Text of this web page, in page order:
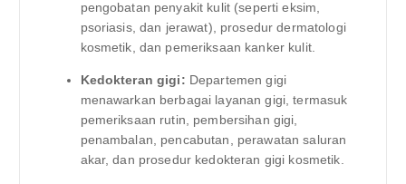
pengobatan penyakit kulit (seperti eksim,
psoriasis, dan jerawat), prosedur dermatologi
kosmetik, dan pemeriksaan kanker kulit.
Kedokteran gigi: Departemen gigi
menawarkan berbagai layanan gigi, termasuk
pemeriksaan rutin, pembersihan gigi,
penambalan, pencabutan, perawatan saluran
akar, dan prosedur kedokteran gigi kosmetik.